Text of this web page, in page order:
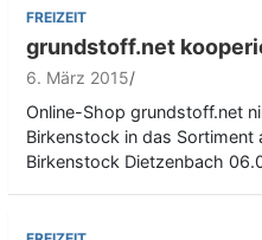
FREIZEIT
grundstoff.net
6. März 2015
Online-Shop grundstoff.net
Birkenstock in das Sortiment
Birkenstock Dietzenbach